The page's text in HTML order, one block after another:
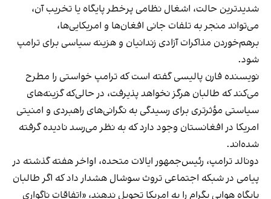
شدیدترین حالت، اشغال نظامی پرخطر پایگاه یا تخریب آن،
می‌تواند منجر به تلفات جانی افغان‌ها و امریکایی‌ها،
برهم‌خوردن مذاکرات آزادی زندانیان و هزینه سیاسی برای ترامپ
شود.
نویسنده فارن پالیسی گفته است که ترامپ خواستی را مطرح
می‌کند که طالبان هرگز نخواهد پذیرفت، در حالی‌که گزینه‌های
سیاستی مؤثرتری برای رسیدگی به نگرانی‌های راهبردی و امنیتی
امریکا در افغانستان وجود دارد که به نظر می‌رسد نادیده گرفته
شده‌اند.
دونالد ترامپ، رئیس‌جمهور ایالات متحده، اواخر هفته گذشته در
پیامی در شبکه اجتماعی تروث سوشال هشدار داد که اگر طالبان
پایگاه هوایی بگرام را به امریکا تحویل ندهند، «اتفاقات ناگواری